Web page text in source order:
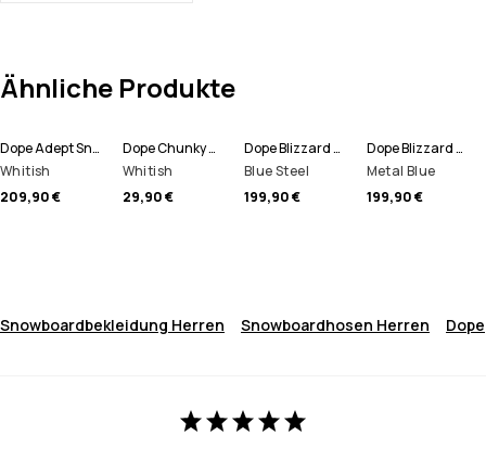
Ähnliche Produkte
Dope Adept Snowboardjacke Herren
Whitish
209,90 €
Dope Chunky Mütze
Whitish
29,90 €
Dope Blizzard Full Zip Snowboardjacke Herren
Blue Steel
199,90 €
Dope Blizzard Full Zip Skijacke Herren
Metal Blue
199,90 €
Snowboardbekleidung Herren Snowboardhosen Herren Dope